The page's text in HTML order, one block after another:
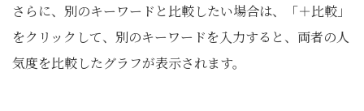
さらに、別のキーワードと比較したい場合は、「＋比較」
をクリックして、別のキーワードを入力すると、両者の人
気度を比較したグラフが表示されます。